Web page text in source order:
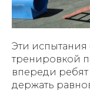
Эти испытания
тренировкой
впереди
держать